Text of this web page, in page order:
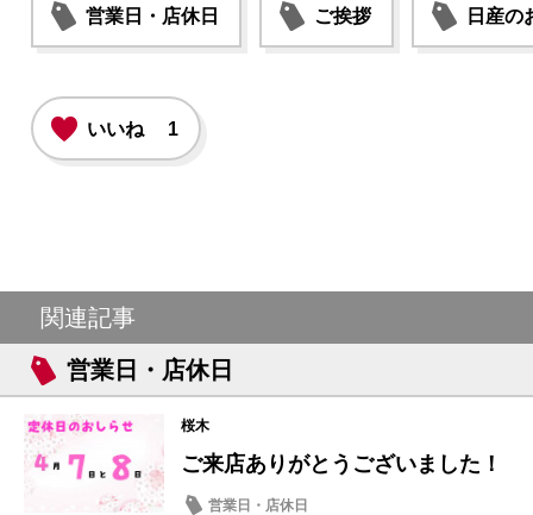
営業日・店休日 ご挨拶 日産の
いいね 1
関連記事
営業日・店休日
桜木
ご来店ありがとうございました！
営業日・店休日